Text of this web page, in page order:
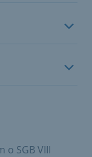
o SGB VIII